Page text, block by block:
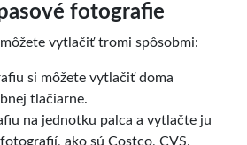
fotografie
vytlačiť tromi spôsobmi:
si môžete vytlačiť doma
tlačiarne.
na jednotku palca a vytlačte ju
ako sú Costco, CVS,